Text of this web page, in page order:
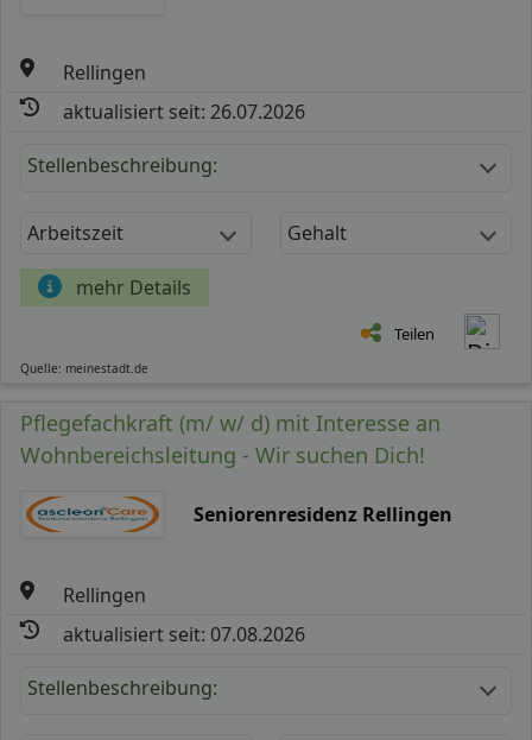
Rellingen
aktualisiert seit: 26.07.2026
Stellenbeschreibung:
Arbeitszeit Gehalt
mehr Details
Teilen
Quelle: meinestadt.de
Pflegefachkraft (m/ w/ d) mit Interesse an
Wohnbereichsleitung - Wir suchen Dich!
Seniorenresidenz Rellingen
Rellingen
aktualisiert seit: 07.08.2026
Stellenbeschreibung: